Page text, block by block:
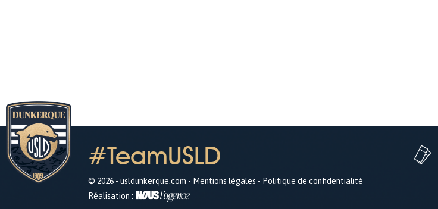
#TeamUSLD
© 2026 - usldunkerque.com - Mentions légales - Politique de confidentialité
Réalisation :